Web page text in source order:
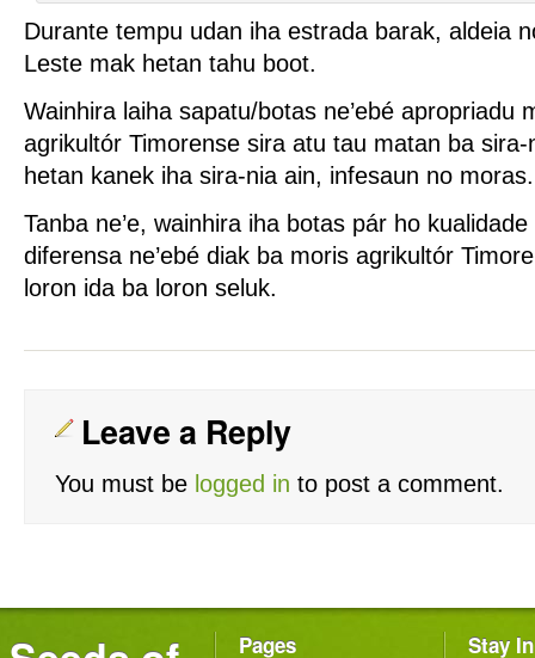
Durante tempu udan iha estrada barak, aldeia
Leste mak hetan tahu boot.
Wainhira laiha sapatu/botas ne’ebé apropriadu
agrikultór Timorense sira atu tau matan ba sira-
hetan kanek iha sira-nia ain, infesaun no moras.
Tanba ne’e, wainhira iha botas pár ho
diferensa ne’ebé diak ba moris agrikultór
loron ida ba loron seluk.
Leave a Reply
You must be logged in to post a comment.
Pages Stay